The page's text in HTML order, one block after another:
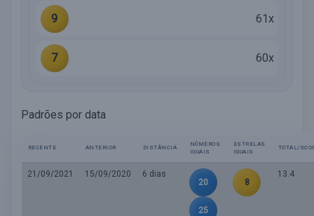
9 61x
7 60x
Padrões por data
RECENTE ANTERIOR DISTÂNCIA
NÚMEROS
IGUAIS
ESTRELAS
IGUAIS
TOTAL/
21/09/2021 15/09/2020
6 dias
20
25
8
13.4